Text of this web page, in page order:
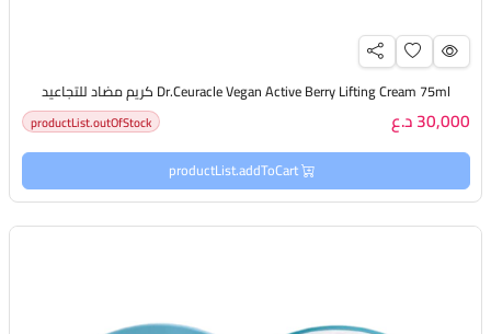
Dr.Ceuracle Vegan Active Berry Lifting Cream 75ml كريم مضاد للتجاعيد
30,000 د.ع productList.outOfStock
productList.addToCart